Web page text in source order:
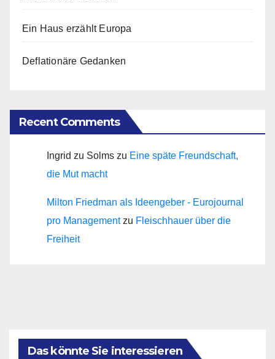
Ein Haus erzählt Europa
Deflationäre Gedanken
Recent Comments
Ingrid zu Solms zu Eine späte Freundschaft,
die Mut macht
Milton Friedman als Ideengeber - Eurojournal
pro Managementzu Fleischhauer über die
Freiheit
Das könnte Sie interessieren